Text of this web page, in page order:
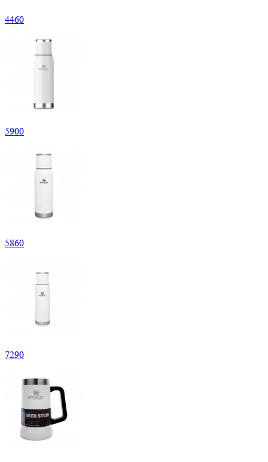
4460
5900
5860
7290